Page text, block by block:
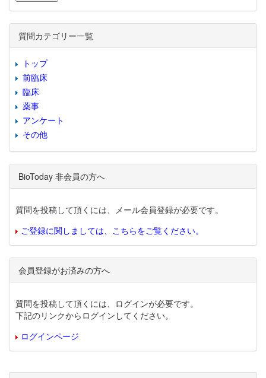
質問カテゴリー一覧
トップ
前臨床
臨床
薬事
アンケート
その他
BioToday 非会員の方へ
質問を投稿して頂くには、メール会員登録が必要です。
ご登録に関しましては、こちらをご覧ください。
会員登録がお済みの方へ
質問を投稿して頂くには、ログインが必要です。
下記のリンクからログインしてください。
ログインページ